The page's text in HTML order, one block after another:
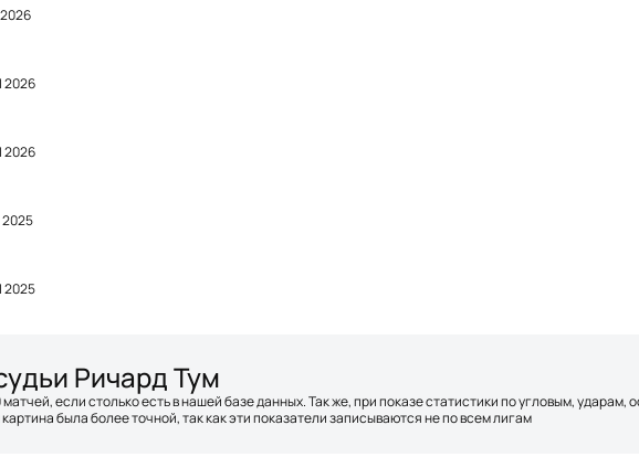
2026
2026
2025
2025
Ричард Тум
если столько есть в нашей базе данных. Так же, при показе статистики по угловым,
была более точной, так как эти показатели записываются не по всем лигам